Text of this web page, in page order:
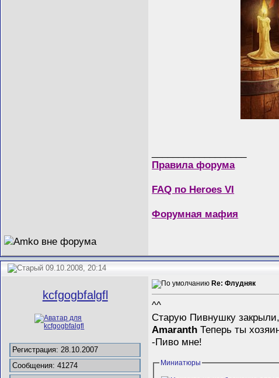
Правила форума
FAQ по Heroes VI
Форумная мафия
09.10.2008, 20:14
kcfgogbfalgfl
Регистрация: 28.10.2007
Сообщения: 41274
Re: Флудняк
^^
Старую Пивнушку
Amaranth Теперь ты
-Пиво мне!
Миниатюры